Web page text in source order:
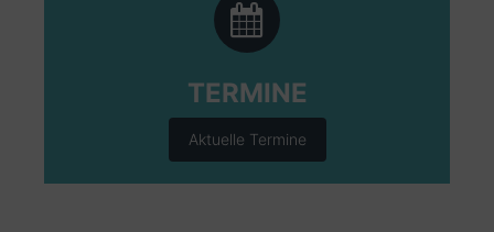
TERMINE
Aktuelle Termine